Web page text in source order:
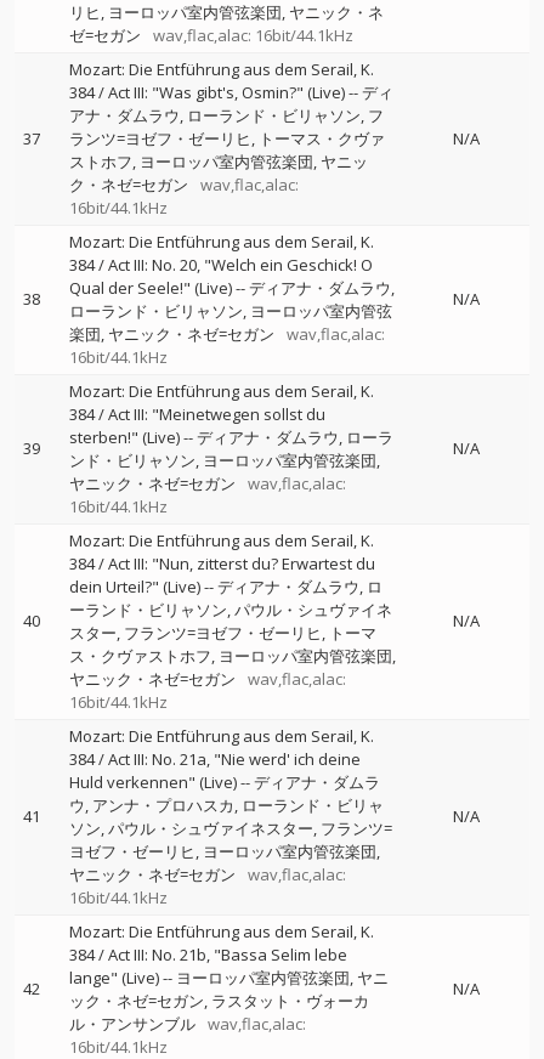
リヒ ヨーロッパ室内管弦楽団 ヤニック・ネ
ゼ=セガン
wav,flac,alac: 16bit/44.1kHz
37
Mozart: Die Entführung aus dem Serail, K.
384 / Act III: "Was gibt's, Osmin?" (Live)--ディ
アナ・ダムラウ ローランド・ビリャソン フ
ランツ=ヨゼフ・ゼーリヒ
トーマス・クヴァ
ストホフ ヨーロッパ室内管弦楽団 ヤニッ
ク・ネゼ=セガン
wav,flac,alac:
16bit/44.1kHz
N/A
38
Mozart: Die Entführung aus dem Serail, K.
384 / Act III: No. 20, "Welch ein Geschick! O
Qual der Seele!" (Live)--ディアナ・ダムラウ
ローランド・ビリャソン ヨーロッパ室内管弦
楽団 ヤニック・ネゼ=セガン
wav,flac,alac:
16bit/44.1kHz
N/A
39
Mozart: Die Entführung aus dem Serail, K.
384 / Act III: "Meinetwegen sollst du
sterben!" (Live)--ディアナ・ダムラウ ローラ
ンド・ビリャソン ヨーロッパ室内管弦楽団
ヤニック・ネゼ=セガン
wav,flac,alac:
16bit/44.1kHz
N/A
40
Mozart: Die Entführung aus dem Serail, K.
384 / Act III: "Nun, zitterst du? Erwartest du
dein Urteil?" (Live)--ディアナ・ダムラウ ロ
ーランド・ビリャソン パウル・シュヴァイネ
スター フランツ=ヨゼフ・ゼーリヒ
トーマ
ス・クヴァストホフ ヨーロッパ室内管弦楽団
ヤニック・ネゼ=セガン
wav,flac,alac:
16bit/44.1kHz
N/A
41
Mozart: Die Entführung aus dem Serail, K.
384 / Act III: No. 21a, "Nie werd' ich deine
Huld verkennen" (Live)--ディアナ・ダムラ
ウ アンナ・プロハスカ ローランド・ビリャ
ソン パウル・シュヴァイネスター フランツ=
ヨゼフ・ゼーリヒ ヨーロッパ室内管弦楽団
ヤニック・ネゼ=セガン
wav,flac,alac:
16bit/44.1kHz
N/A
42
Mozart: Die Entführung aus dem Serail, K.
384 / Act III: No. 21b, "Bassa Selim lebe
lange" (Live)-- ヨーロッパ室内管弦楽団 ヤニ
ック・ネゼ=セガン ラスタット・ヴォーカ
ル・アンサンブル wav,flac,alac:
16bit/44.1kHz
N/A